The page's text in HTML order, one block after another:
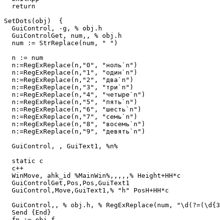
  return
SetDots(obj)  {
  GuiControl, -g, % obj.h
  GuiControlGet, num,, % obj.h
  num := StrReplace(num, " ")
  n := num
  n:=RegExReplace(n,"0", "ноль`n")
  n:=RegExReplace(n,"1", "один`n")
  n:=RegExReplace(n,"2", "два`n")
  n:=RegExReplace(n,"3", "три`n")
  n:=RegExReplace(n,"4", "четыре`n")
  n:=RegExReplace(n,"5", "пять`n")
  n:=RegExReplace(n,"6", "шесть`n")
  n:=RegExReplace(n,"7", "семь`n")
  n:=RegExReplace(n,"8", "восемь`n")
  n:=RegExReplace(n,"9", "девять`n")
  GuiControl, , GuiText1, %n%
  static c
  c++
  WinMove, ahk_id %MainWin%,,,,,% Height+HH*c
  GuiControlGet,Pos,Pos,GuiText1
  GuiControl,Move,GuiText1,% "h" PosH+HH*c
GuiControl,, % obj.h, % RegExReplace(num,
  Send {End}